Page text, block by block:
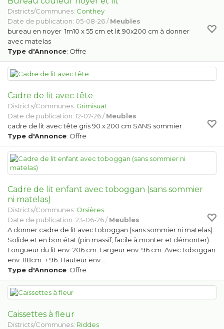
Districts/Communes: Conthey
Date de publication: 05-08-26 /Meubles
bureau en noyer 1m10 x 55 cm et lit 90x200 cm à donner
avec matelas
Type d'Annonce: Offre
Cadre de lit avec tête
Districts/Communes: Grimisuat
Date de publication: 12-07-26 /Meubles
cadre de lit avec tête gris 90 x 200 cm SANS sommier
Type d'Annonce: Offre
Cadre de lit enfant avec toboggan (sans sommier
ni matelas)
Districts/Communes: Orsières
Date de publication: 23-06-26 /Meubles
A donner cadre de lit avec toboggan (sans sommier ni matelas).
Solide et en bon état (pin massif, facile à monter et démonter).
Longueur du lit env. 206 cm. Largeur env. 96 cm. Avec toboggan
env. 118cm. + 96. Hauteur env.…
Type d'Annonce: Offre
Caissettes à fleur
Districts/Communes: Riddes